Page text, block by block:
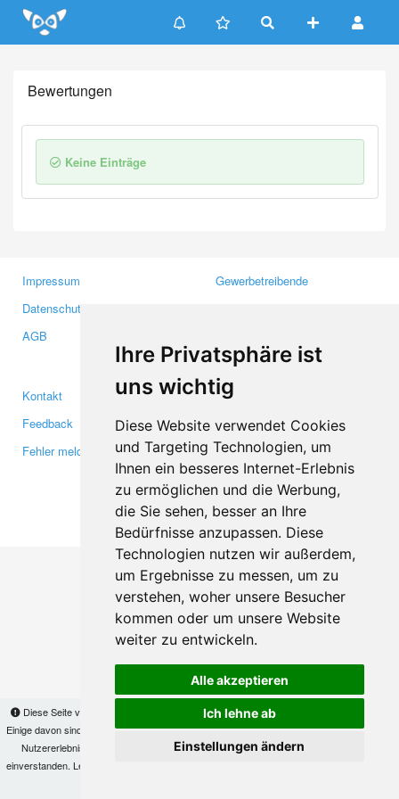
Ihre Privatsphäre ist
uns wichtig
Diese Website verwendet Cookies
und Targeting Technologien, um
Ihnen ein besseres Internet-Erlebnis
zu ermöglichen und die Werbung,
die Sie sehen, besser an Ihre
Bedürfnisse anzupassen. Diese
Technologien nutzen wir außerdem,
um Ergebnisse zu messen, um zu
verstehen, woher unsere Besucher
kommen oder um unsere Website
weiter zu entwickeln.
Alle akzeptieren
Ich lehne ab
Einstellungen ändern
Update cookies preferences
Diese Seite verwendet Cookies, um Informationen auf Ihrem Computer zu speichern.
Einige davon sind notwendig, damit unsere Seite funktioniert, andere helfen uns dabei, das
Nutzererlebnis zu verbessern. Mit der Nutzung dieser Seite erklären Sie sich damit
einverstanden. Lesen Sie unsere
Bewertungen
Keine Einträge
Impressum
Datenschutzerklärung
AGB
Gewerbetreibende
Medien
Kontakt
Feedback
Fehler melden
Facebook
Twitter
YouTube
Google+
Makis© Copyright 2026